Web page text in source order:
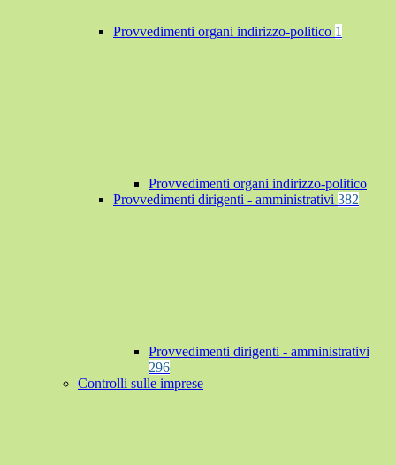
Provvedimenti organi indirizzo-politico 1
Provvedimenti organi indirizzo-politico
Provvedimenti dirigenti - amministrativi 382
Provvedimenti dirigenti - amministrativi
296
Controlli sulle imprese